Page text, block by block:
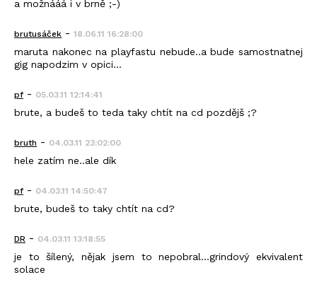
a možnááá i v brně ;-)
brutusáček - 18.06.11 16:28:00
maruta nakonec na playfastu nebude..a bude samostnatnej
gig napodzim v opici...
pf - 05.03.11 12:14:41
brute, a budeš to teda taky chtít na cd pozdějš ;?
bruth - 04.03.11 23:02:00
hele zatím ne..ale dík
pf - 04.03.11 14:50:47
brute, budeš to taky chtít na cd?
DR - 04.03.11 13:18:55
je to šílený, nějak jsem to nepobral...grindový ekvivalent
solace